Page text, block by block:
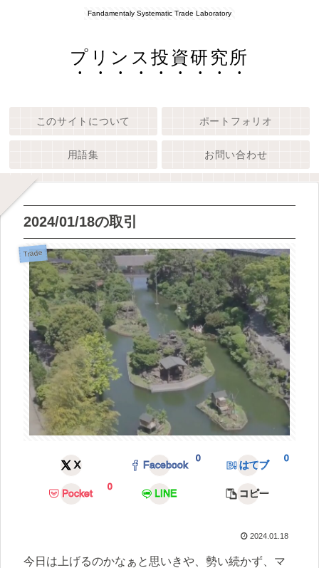
Fandamentaly Systematic Trade Laboratory
プリンス投資研究所
このサイトについて ポートフォリオ
用語集 お問い合わせ
2024/01/18の取引
Trade
X Facebook
0
はてブ
0
Pocket
0
LINE コピー
2024.01.18
今日は上げるのかなぁと思いきや、勢い続かず、マ